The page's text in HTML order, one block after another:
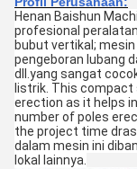
Henan Baishun
profesional
bubut vertikal;
pengeboran lubang
dll.yang sangat
listrik. This
erection as it helps
number of poles
the project time
dalam mesin ini
lokal lainnya.